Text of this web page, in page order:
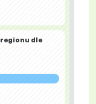
regionu dle